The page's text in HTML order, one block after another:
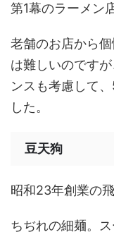
第1幕のラーメン
老舗のお店から
は難しいのです
ンスも考慮して
した。
豆天狗
昭和23年創業の
ちぢれの細麺。